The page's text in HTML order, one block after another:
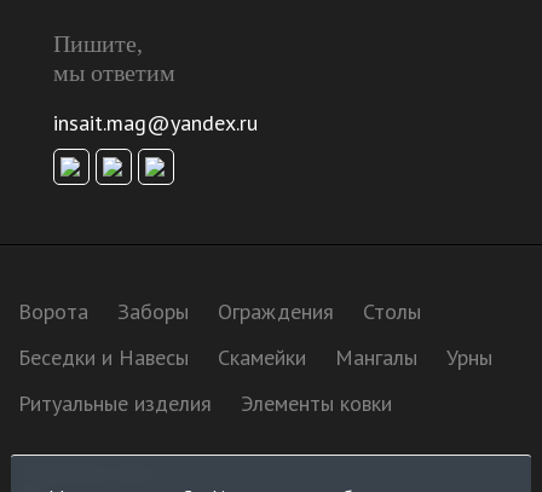
Пишите,
мы ответим
insait.mag@yandex.ru
Ворота Заборы Ограждения
Столы
Беседки и Навесы
Скамейки Мангалы
Урны
Ритуальные изделия
Элементы ковки